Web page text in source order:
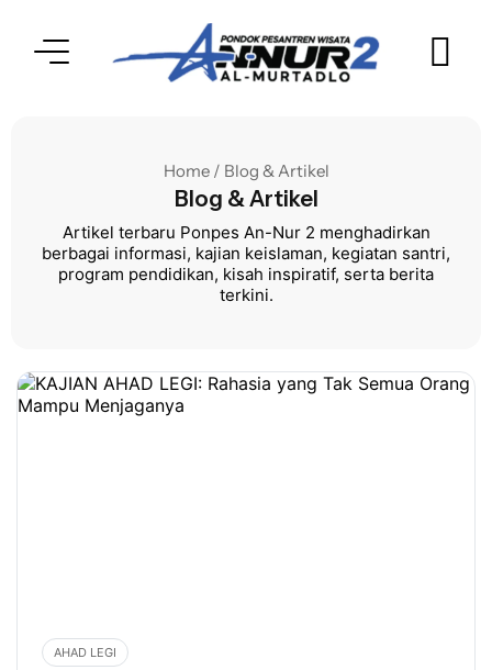
Home / Blog & Artikel
Blog & Artikel
Artikel terbaru Ponpes An-Nur 2 menghadirkan
berbagai informasi, kajian keislaman, kegiatan santri,
program pendidikan, kisah inspiratif, serta berita
terkini.
AHAD LEGI